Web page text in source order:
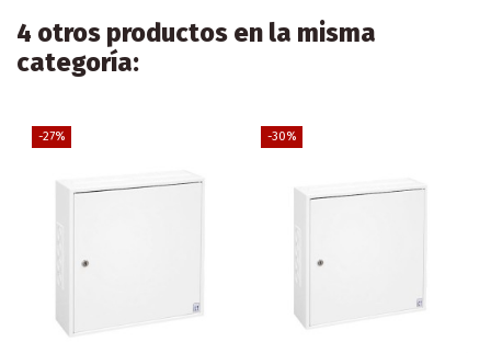
4 otros productos en la misma
categoría:
-27% -30%